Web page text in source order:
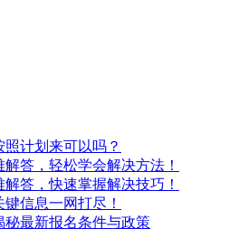
计划来可以吗？
答，轻松学会解决方法！
答，快速掌握解决技巧！
信息一网打尽！
秘最新报名条件与政策